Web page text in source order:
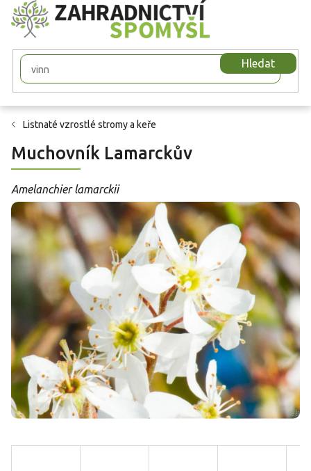
Přejít
na
obsah
Hledat
Listnaté vzrostlé stromy a keře
Muchovník Lamarckův
Amelanchier lamarckii